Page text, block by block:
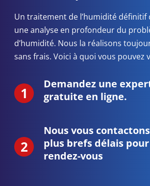
Un traitement de l’humidité définitif
une analyse en profondeur du
d’humidité. Nous la réalisons
sans frais. Voici à quoi vous pouvez
Demandez une
gratuite en ligne.
Nous vous
plus brefs délais
rendez-vous